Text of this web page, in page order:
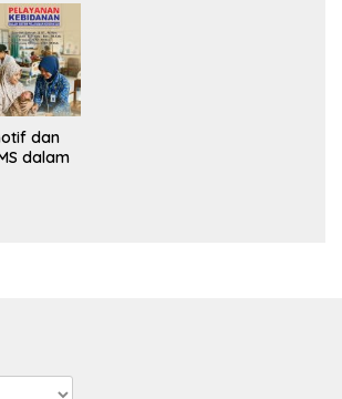
dan
dalam